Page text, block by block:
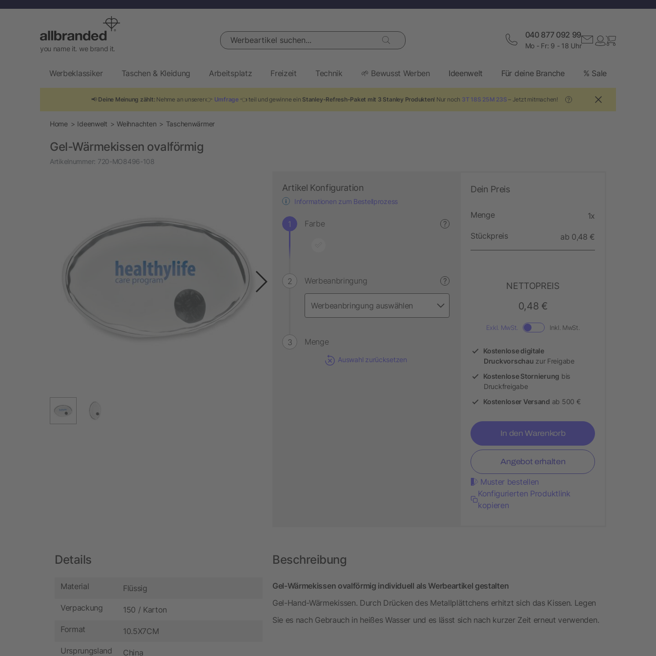
you name it. we brand it.
Werbeartikel suchen... 040 877 092 99
Mo - Fr: 9 - 18 Uhr
Werbeklassiker Taschen & Kleidung Arbeitsplatz Freizeit Technik 🌱 Bewusst Werben Ideenwelt Für deine Branche % Sale
📢 Deine Meinung zählt:Nehme an unserer 👉 Umfrage 👈 teil und gewinne ein Stanley-Refresh-Paket mit 3 Stanley Produkten! Nur noch 3T 18S 25M 22S– Jetzt mitmachen! ?
Home Ideenwelt Weihnachten Taschenwärmer
Gel-Wärmekissen ovalförmig
Artikelnummer: 720-MO8496-108
Artikel Konfiguration
Informationen zum Bestellprozess
Farbe ?
Werbeanbringung ?
Menge
Auswahl zurücksetzen
Dein Preis
Menge 1x
Stückpreis ab 0,48 €
NETTOPREIS
0,48 €
Exkl. MwSt. Inkl. MwSt.
Kostenlose digitale
Druckvorschau zur Freigabe
Kostenlose Stornierung bis
Druckfreigabe
Kostenloser Versand ab 500 €
In den Warenkorb
Angebot erhalten
Muster bestellen
Konfigurierten Produktlink
kopieren
Details
Material Flüssig
Verpackung 150 / Karton
Format 10.5X7CM
Ursprungsland China
Beschreibung
Gel-Wärmekissen ovalförmig individuell als Werbeartikel gestalten
Gel-Hand-Wärmekissen. Durch Drücken des Metallplättchens erhitzt sich das Kissen. Legen
Sie es nach Gebrauch in heißes Wasser und es lässt sich nach kurzer Zeit erneut verwenden.